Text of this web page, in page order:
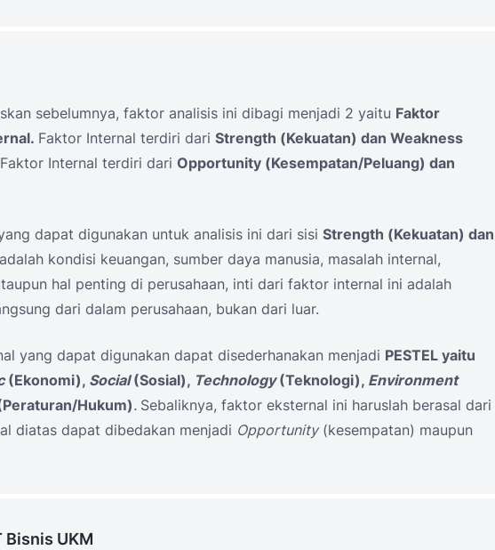
sebelumnya, faktor analisis ini dibagi menjadi 2 yaitu Faktor
Faktor Internal terdiri dari Strength (Kekuatan) dan Weakness
Internal terdiri dari Opportunity (Kesempatan/Peluang) dan
dapat digunakan untuk analisis ini dari sisi Strength (Kekuatan) dan
adalah kondisi keuangan, sumber daya manusia, masalah internal,
hal penting di perusahaan, inti dari faktor internal ini adalah
dari dalam perusahaan, bukan dari luar.
yang dapat digunakan dapat disederhanakan menjadi PESTEL yaitu
(Ekonomi), Social(Sosial), Technology(Teknologi), Environment
Hukum). Sebaliknya, faktor eksternal ini haruslah berasal dari
diatas dapat dibedakan menjadi Opportunity(kesempatan) maupun
Bisnis UKM